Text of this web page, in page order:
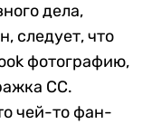
дела,
следует, что
фотографию,
СС.
чей-то фан-